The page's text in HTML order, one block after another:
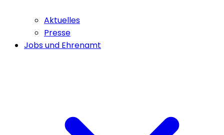
Aktuelles
Presse
Jobs und Ehrenamt